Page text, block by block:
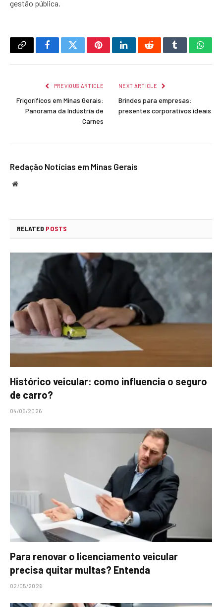
gestão pública.
Copy
FacebookTwitterPinterestLinkedInRedditTumblr
PREVIOUS ARTICLE
Frigoríficos em Minas Gerais:
Panorama da Indústria de
Carnes
NEXT ARTICLE
Brindes para empresas:
presentes corporativos ideais
Redação Notícias em Minas Gerais
Website
RELATED POSTS
Histórico veicular: como influencia o seguro
de carro?
04/05/2026
Para renovar o licenciamento veicular
precisa quitar multas? Entenda
02/05/2026